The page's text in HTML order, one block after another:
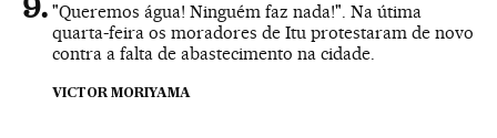
"Queremos água! Ninguém faz nada!". Na útima
quarta-feira os moradores de Itu protestaram de novo
contra a falta de abastecimento na cidade.
VICTOR MORIYAMA